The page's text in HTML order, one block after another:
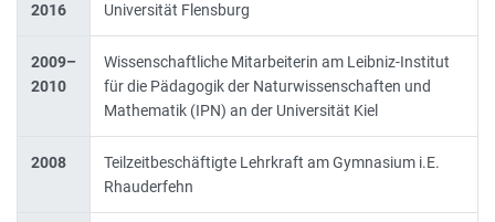
2016
Universität Flensburg
2009–
2010
Wissenschaftliche Mitarbeiterin am Leibniz-Institut
für die Pädagogik der Naturwissenschaften und
Mathematik (IPN) an der Universität Kiel
2008
Teilzeitbeschäftigte Lehrkraft am Gymnasium i.E.
Rhauderfehn